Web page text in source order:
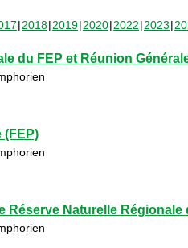
2018 2019 2020 2022 2023
du FEP et Réunion
(FEP)
Réserve Naturelle Régionale